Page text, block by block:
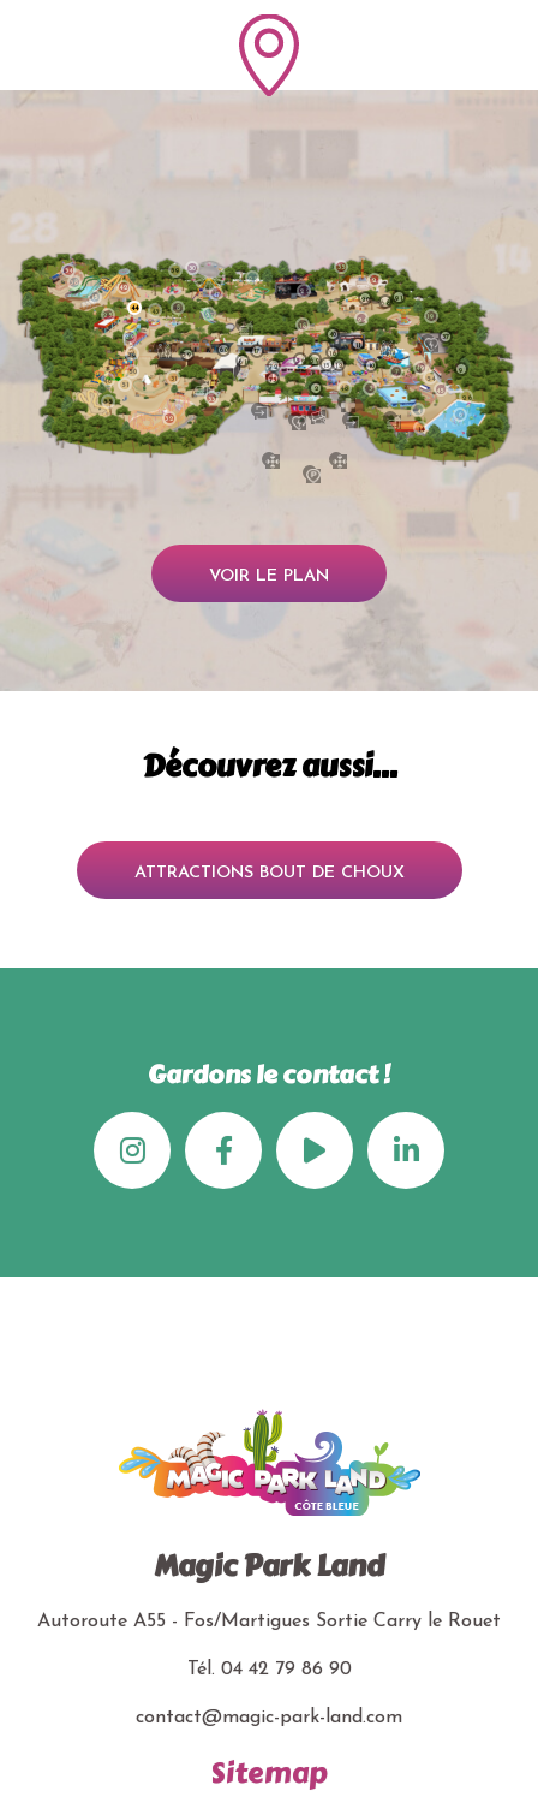
39
21
26
34
19
24
23
33
31
6
54
46
36
27
32
22
4
55
38
68
20
12
43
44
17
13
69
40
10
37
51
25
18
56
16
2
11
42
50
45
59
72
73
8
47
7
3
48
60
61
49 9
14
29
15
35
30
91
VOIR LE PLAN
Découvrez aussi...
ATTRACTIONS BOUT DE CHOUX
Gardons le contact !
Magic Park Land
Autoroute A55 - Fos/Martigues Sortie Carry le Rouet
Tél. 04 42 79 86 90
contact@magic-park-land.com
Sitemap